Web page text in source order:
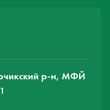
р-н, МФЙ